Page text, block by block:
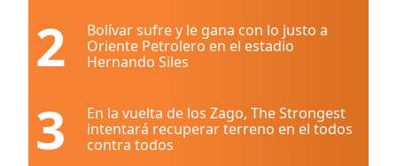
2
Bolívar sufre y le gana con lo justo a
Oriente Petrolero en el estadio
Hernando Siles
3
En la vuelta de los Zago, The Strongest
intentará recuperar terreno en el todos
contra todos